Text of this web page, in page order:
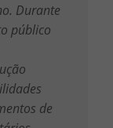
Durante
público
de